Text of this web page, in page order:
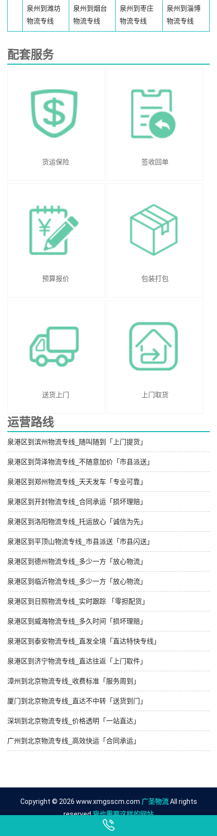
泉州到潍坊
物流专线
泉州到烟台
物流专线
泉州到枣庄
物流专线
泉州到淄博
物流专线
配套服务
货运保险 签收回单
预算报价 包装打包
送货上门 上门取货
运营路线
泉港区到滨州物流专线_随叫随到「上门提货」
泉港区到菏泽物流专线_不随意加价「市县派送」
泉港区到郑州物流专线_天天发车「专业可靠」
泉港区到开封物流专线_合同承运「损坏理赔」
泉港区到洛阳物流专线_托运放心「诚信为先」
泉港区到平顶山物流专线_市县派送「市县闪送」
泉港区到德州物流专线_多少一方「放心物流」
泉港区到临沂物流专线_多少一方「放心物流」
泉港区到日照物流专线_实时跟踪 「零担配货」
泉港区到威海物流专线_多久时间「损坏理赔」
泉港区到泰安物流专线_直发全境「直达特快专线」
泉港区到济宁物流专线_直达往返「上门取件」
漳州到北京物流专线_收费标准「服务周到」
厦门到北京物流专线_直达不中转「送货到门」
深圳到北京物流专线_价格透明「一站直达」
广州到北京物流专线_高效快运「合同承运」
Copyright © 2026 www.xmgsscm.com 广圣物流All rights
reserved.我也需要这样的网站